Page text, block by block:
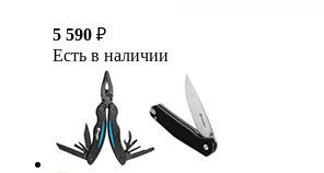
5 590 ₽
Есть в наличии